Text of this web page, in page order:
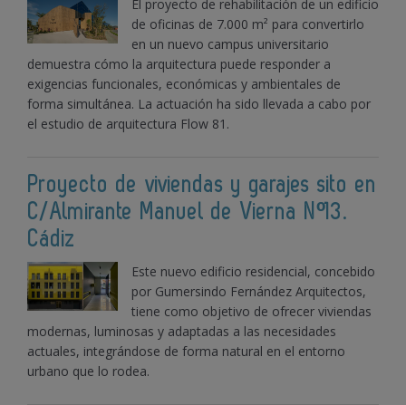
El proyecto de rehabilitación de un edificio
de oficinas de 7.000 m² para convertirlo
en un nuevo campus universitario
demuestra cómo la arquitectura puede responder a
exigencias funcionales, económicas y ambientales de
forma simultánea. La actuación ha sido llevada a cabo por
el estudio de arquitectura Flow 81.
Proyecto de viviendas y garajes sito en
C/Almirante Manuel de Vierna Nº13.
Cádiz
Este nuevo edificio residencial, concebido
por Gumersindo Fernández Arquitectos,
tiene como objetivo de ofrecer viviendas
modernas, luminosas y adaptadas a las necesidades
actuales, integrándose de forma natural en el entorno
urbano que lo rodea.